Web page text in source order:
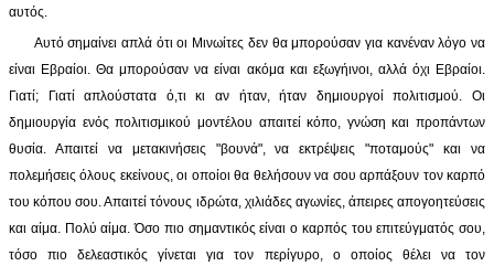
αυτός.
Αυτό σημαίνει απλά ότι οι Μινωίτες δεν θα μπορούσαν για κανέναν λόγο να
είναι Εβραίοι. Θα μπορούσαν να είναι ακόμα και εξωγήινοι, αλλά όχι Εβραίοι.
Γιατί; Γιατί απλούστατα ό,τι κι αν ήταν, ήταν δημιουργοί πολιτισμού. Οι
δημιουργία ενός πολιτισμικού μοντέλου απαιτεί κόπο, γνώση και προπάντων
θυσία. Απαιτεί να μετακινήσεις "βουνά", να εκτρέψεις "ποταμούς" και να
πολεμήσεις όλους εκείνους, οι οποίοι θα θελήσουν να σου αρπάξουν τον καρπό
του κόπου σου. Απαιτεί τόνους ιδρώτα, χιλιάδες αγωνίες, άπειρες απογοητεύσεις
και αίμα. Πολύ αίμα. Όσο πιο σημαντικός είναι ο καρπός του επιτεύγματός σου,
τόσο πιο δελεαστικός γίνεται για τον περίγυρο, ο οποίος θέλει να τον